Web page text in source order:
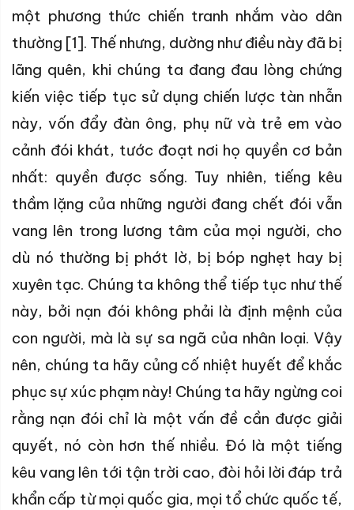
một phương thức chiến tranh nhắm vào dân
thường [1]. Thế nhưng, dường như điều này đã bị
lãng quên, khi chúng ta đang đau lòng chứng
kiến việc tiếp tục sử dụng chiến lược tàn nhẫn
này, vốn đẩy đàn ông, phụ nữ và trẻ em vào
cảnh đói khát, tước đoạt nơi họ quyền cơ bản
nhất: quyền được sống. Tuy nhiên, tiếng kêu
thầm lặng của những người đang chết đói vẫn
vang lên trong lương tâm của mọi người, cho
dù nó thường bị phớt lờ, bị bóp nghẹt hay bị
xuyên tạc. Chúng ta không thể tiếp tục như thế
này, bởi nạn đói không phải là định mệnh của
con người, mà là sự sa ngã của nhân loại. Vậy
nên, chúng ta hãy củng cố nhiệt huyết để khắc
phục sự xúc phạm này! Chúng ta hãy ngừng coi
rằng nạn đói chỉ là một vấn đề cần được giải
quyết, nó còn hơn thế nhiều. Đó là một tiếng
kêu vang lên tới tận trời cao, đòi hỏi lời đáp trả
khẩn cấp từ mọi quốc gia, mọi tổ chức quốc tế,